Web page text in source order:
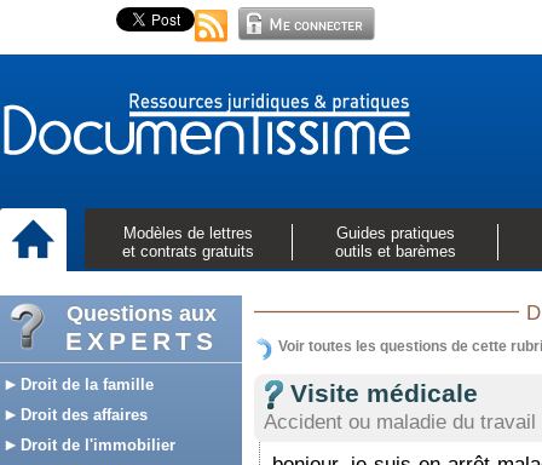
Modèles de lettres
et contrats gratuits
Guides pratiques
outils et barèmes
Questions aux
EXPERTS
Droit de la famille
Droit des affaires
Droit de l'immobilier
Voir toutes les questions de cette
Visite médicale
Accident ou maladie du travail